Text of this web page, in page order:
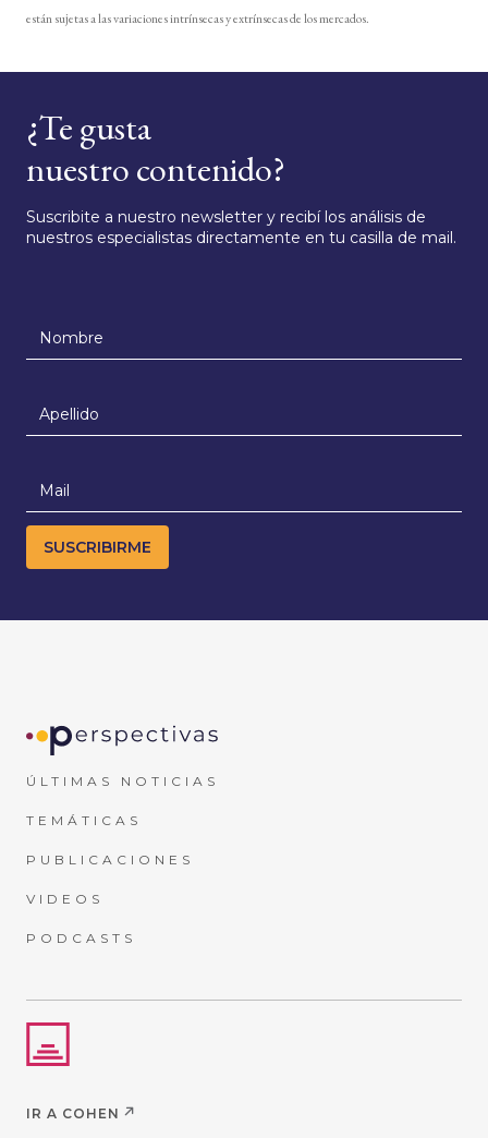
están sujetas a las variaciones intrínsecas y extrínsecas de los mercados.
¿Te gusta
nuestro contenido?
Suscribite a nuestro newsletter y recibí los análisis de
nuestros especialistas directamente en tu casilla de mail.
ÚLTIMAS NOTICIAS
TEMÁTICAS
PUBLICACIONES
VIDEOS
PODCASTS
IR A COHEN